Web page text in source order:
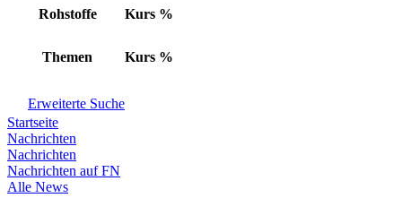
Rohstoffe Kurs %
Themen Kurs %
Erweiterte Suche
Startseite
Nachrichten
Nachrichten
Nachrichten auf FN
Alle News